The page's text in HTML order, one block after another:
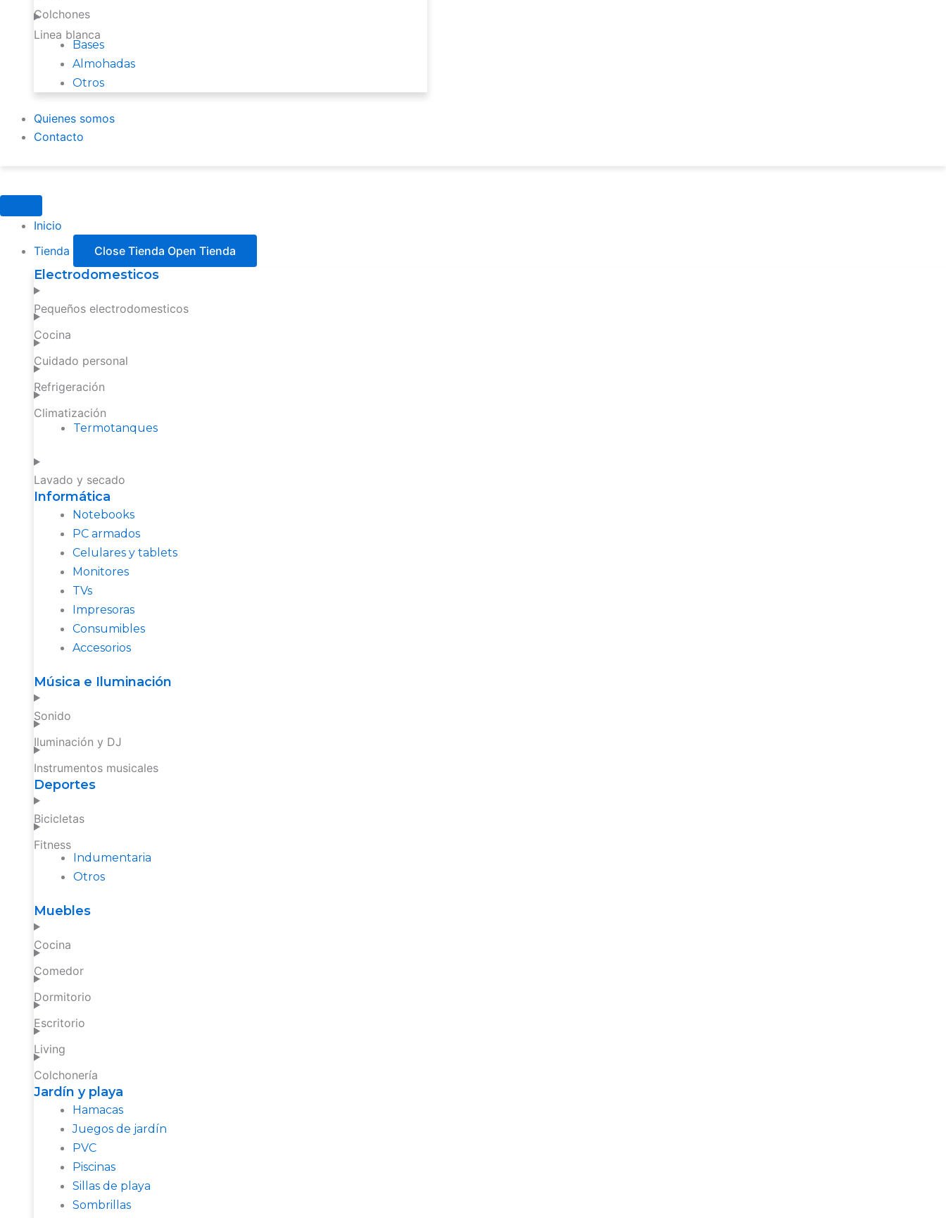
Colchones
Linea blanca
Bases
Almohadas
Otros
Quienes somos
Contacto
Inicio
Tienda
Close Tienda Open Tienda
Electrodomesticos
Pequeños electrodomesticos
Cocina
Cuidado personal
Refrigeración
Climatización
Termotanques
Lavado y secado
Informática
Notebooks
PC armados
Celulares y tablets
Monitores
TVs
Impresoras
Consumibles
Accesorios
Música e Iluminación
Sonido
Iluminación y DJ
Instrumentos musicales
Deportes
Bicicletas
Fitness
Indumentaria
Otros
Muebles
Cocina
Comedor
Dormitorio
Escritorio
Living
Colchonería
Jardín y playa
Hamacas
Juegos de jardín
PVC
Piscinas
Sillas de playa
Sombrillas